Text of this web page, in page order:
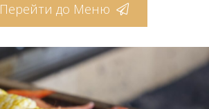
Перейти до Меню